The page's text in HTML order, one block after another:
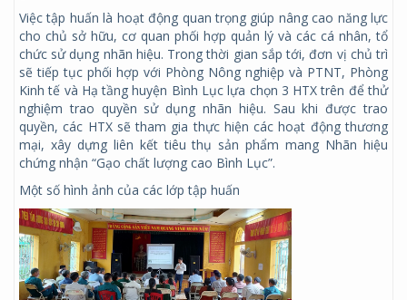
Việc tập huấn là hoạt động quan trọng giúp nâng cao năng lực
cho chủ sở hữu, cơ quan phối hợp quản lý và các cá nhân, tổ
chức sử dụng nhãn hiệu. Trong thời gian sắp tới, đơn vị chủ trì
sẽ tiếp tục phối hợp với Phòng Nông nghiệp và PTNT, Phòng
Kinh tế và Hạ tầng huyện Bình Lục lựa chọn 3 HTX trên để thử
nghiệm trao quyền sử dụng nhãn hiệu. Sau khi được trao
quyền, các HTX sẽ tham gia thực hiện các hoạt động thương
mại, xây dựng liên kết tiêu thụ sản phẩm mang Nhãn hiệu
chứng nhận “Gạo chất lượng cao Bình Lục”.
Một số hình ảnh của các lớp tập huấn